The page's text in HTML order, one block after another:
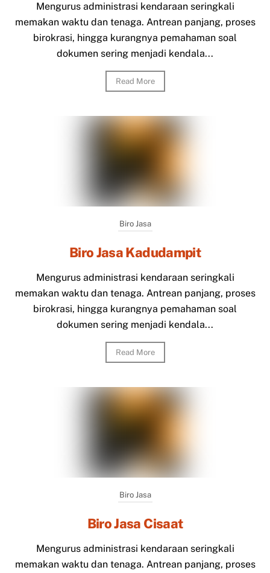
Mengurus administrasi kendaraan seringkali
memakan waktu dan tenaga. Antrean panjang, proses
birokrasi, hingga kurangnya pemahaman soal
dokumen sering menjadi kendala...
Read More
Biro Jasa
Biro Jasa Kadudampit
Mengurus administrasi kendaraan seringkali
memakan waktu dan tenaga. Antrean panjang, proses
birokrasi, hingga kurangnya pemahaman soal
dokumen sering menjadi kendala...
Read More
Biro Jasa
Biro Jasa Cisaat
Mengurus administrasi kendaraan seringkali
memakan waktu dan tenaga. Antrean panjang, proses